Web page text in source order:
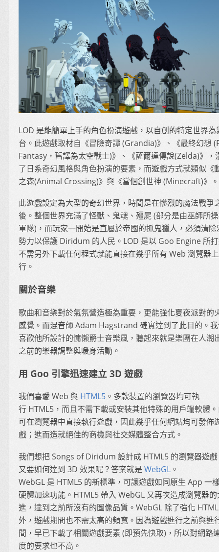
LOD 是能簡單上手的角色扮演遊戲，以自創的特定世界為
台。此遊戲取材自《冒險奇譚 (Grandia)》、《最終幻想
Fantasy，舊譯為太空戰士)》、《薩爾達傳說(Zelda)》，
了日系奇幻風格與角色扮演的要素，而遊戲方式就類似《
之森(Animal Crossing)》與《當個創世神 (Minecraft)》。
此遊戲設定為大型的奇幻世界，時間是在慘烈的魔法戰爭
後。整個世界充滿了怪獸、鬼魂、殭屍 (部分是由巫師所
軍隊)，而玩家一開始是直屬於帝國的抓鬼獵人，必須清除
勢力以保護 Diridum 的人民。LOD 是以 Goo Engine 所
不需另外下載任何程式就能直接在幾乎所有 Web 瀏覽器
行。
關於音樂
歌曲和音樂對於氣氛營造極為重要，更能強化夏夜派對的
感覺。而混音師 Adam Hagstrand 確實達到了此目的。
喜歡他所設計的慵懶爵士音樂風，聽起來就是樂團在人潮
之前的樂器調整與暖身活動。
用 Goo 引擎迅速建立 3D 遊戲
我們喜愛 Web 與 HTML5 。多款裝置的瀏覽器均可執
行 HTML5，而且不需下載或安裝其他特殊的用戶端軟體
可在瀏覽器中直接執行遊戲，因此幾乎任何網站均可發佈
戲；進而造就絕佳的商機與社交媒體整合方式。
我們想把 Songs of Diridum 設計成 HTML5 的瀏覽器遊
又要如何達到 3D 效果呢？答案就是 WebGL 。
WebGL 是 HTML5 的新標準，可讓遊戲如同原生 App 一
硬體加速功能。HTML5 帶入 WebGL 又再次造成瀏覽器
進，達到之前所沒有的圖像品質。WebGL 除了強化
外，遊戲期間也不需太高的頻寬。因為遊戲進行之前與進
間，早已下載了相關遊戲要素 (即預先快取)，所以對網路
度的要求也不高。